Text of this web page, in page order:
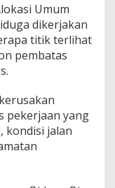
Umum
dikerjakan
titik terlihat
pembatas
pekerjaan yang
kondisi jalan